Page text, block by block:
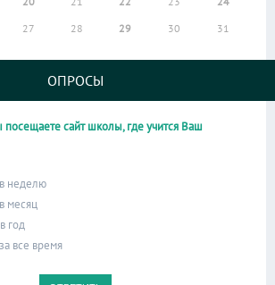
27 28 29 30 31
ОПРОСЫ
посещаете сайт школы, где учится Ваш
неделю
месяц
год
все время